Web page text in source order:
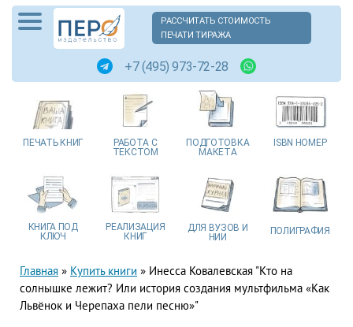
РАССЧИТАТЬ СТОИМОСТЬ
ПЕЧАТИ ТИРАЖА
+7 (495) 973-72-28
ПЕЧАТЬ КНИГ РАБОТА С
ТЕКСТОМ
ПОДГОТОВКА
МАКЕТА
ISBN НОМЕР
КНИГА ПОД
КЛЮЧ
РЕАЛИЗАЦИЯ
КНИГ
ДЛЯ ВУЗОВ И
НИИ
ПОЛИГРАФИЯ
Главная » Купить книги » Инесса Ковалевская "Кто на
солнышке лежит? Или история создания мультфильма «Как
Львёнок и Черепаха пели песню»"